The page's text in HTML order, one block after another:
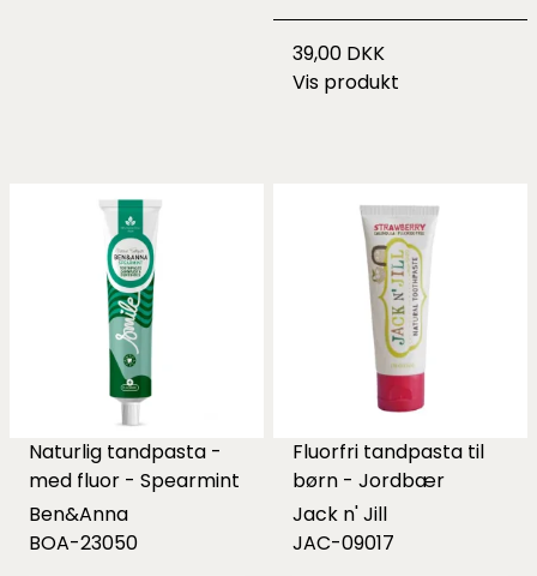
39,00 DKK
Vis produkt
Naturlig tandpasta -
med fluor - Spearmint
Ben&Anna
BOA-23050
Fluorfri tandpasta til
børn - Jordbær
Jack n' Jill
JAC-09017